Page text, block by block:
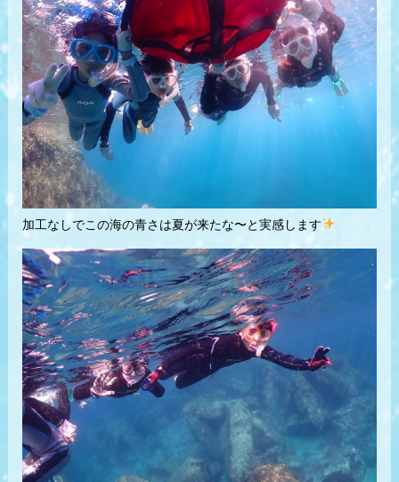
加工なしでこの海の青さは夏が来たな〜と実感します